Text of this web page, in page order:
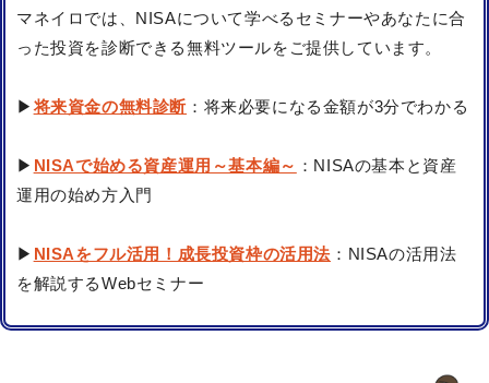
マネイロでは、NISAについて学べるセミナーやあなたに合
った投資を診断できる無料ツールをご提供しています。
▶将来資金の無料診断 ：将来必要になる金額が3分でわかる
▶ NISAで始める資産運用～基本編～ ：NISAの基本と資産
運用の始め方入門
▶ NISAをフル活用！成長投資枠の活用法 ：NISAの活用法
を解説するWebセミナー